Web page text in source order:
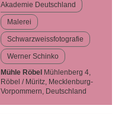
Akademie Deutschland
Malerei
Schwarzweissfotografie
Werner Schinko
Mühle Röbel Mühlenberg 4,
Röbel / Müritz, Mecklenburg-
Vorpommern, Deutschland